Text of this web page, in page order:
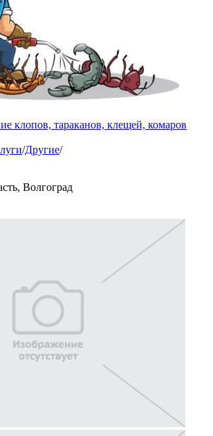
клопов, тараканов, клещей, комаров
/Другие/
Волгоград